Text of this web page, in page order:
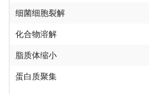
细菌细胞裂解
化合物溶解
脂质体缩小
蛋白质聚集